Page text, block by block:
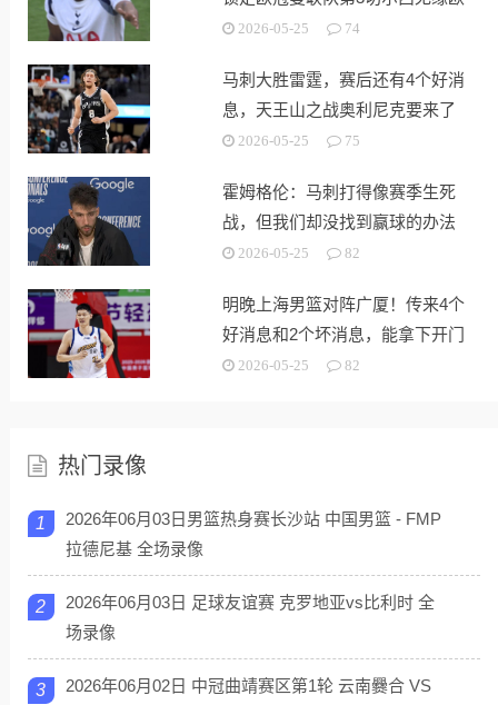
战2026-05-25 74
马刺大胜雷霆，赛后还有4个好消
息，天王山之战奥利尼克要来了
2026-05-25 75
霍姆格伦：马刺打得像赛季生死
战，但我们却没找到赢球的办法
2026-05-25 82
明晚上海男篮对阵广厦！传来4个
好消息和2个坏消息，能拿下开门
红2026-05-25 82
热门录像
1
2026年06月03日男篮热身赛长沙站 中国男篮 - FMP
拉德尼基 全场录像
2
2026年06月03日 足球友谊赛 克罗地亚vs比利时 全
场录像
3
2026年06月02日 中冠曲靖赛区第1轮 云南爨合 VS